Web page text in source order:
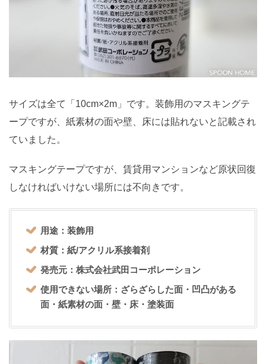
サイズは全て「10cm×2m」です。装飾用のマスキングテ
ープですが、紙素材の面や壁、床には貼れないと記載され
ていました。
マスキングテープですが、賃貸用マンションなど原状回復
しなければいけない場所には不向きです。
用途：装飾用
材質：紙/アクリル系接着剤
発売元：株式会社武田コーポレーション
使用できない場所：ざらざらした面・凹凸がある
面・紙素材の面・壁・床・塗装面